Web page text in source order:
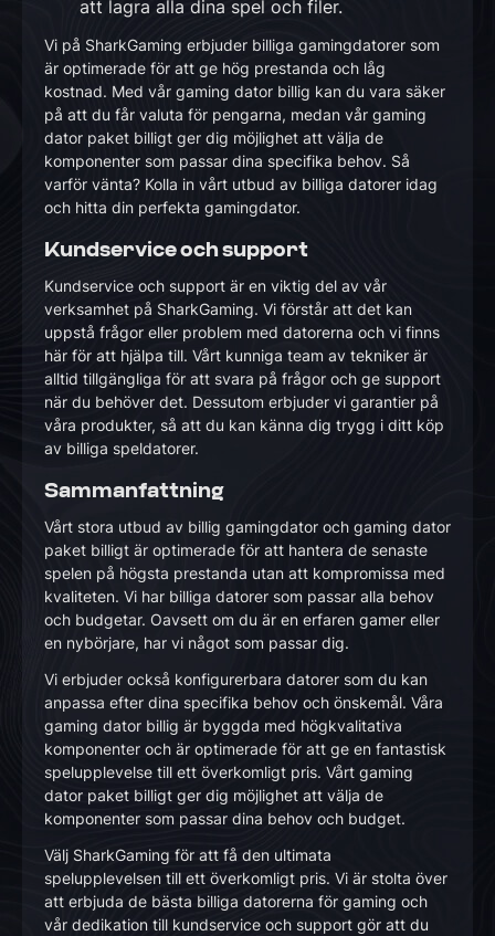
att lagra alla dina spel och filer.
Vi på SharkGaming erbjuder billiga gamingdatorer som
är optimerade för att ge hög prestanda och låg
kostnad. Med vår gaming dator billig kan du vara säker
på att du får valuta för pengarna, medan vår gaming
dator paket billigt ger dig möjlighet att välja de
komponenter som passar dina specifika behov. Så
varför vänta? Kolla in vårt utbud av billiga datorer idag
och hitta din perfekta gamingdator.
Kundservice och support
Kundservice och support är en viktig del av vår
verksamhet på SharkGaming. Vi förstår att det kan
uppstå frågor eller problem med datorerna och vi finns
här för att hjälpa till. Vårt kunniga team av tekniker är
alltid tillgängliga för att svara på frågor och ge support
när du behöver det. Dessutom erbjuder vi garantier på
våra produkter, så att du kan känna dig trygg i ditt köp
av billiga speldatorer.
Sammanfattning
Vårt stora utbud av billig gamingdator och gaming dator
paket billigt är optimerade för att hantera de senaste
spelen på högsta prestanda utan att kompromissa med
kvaliteten. Vi har billiga datorer som passar alla behov
och budgetar. Oavsett om du är en erfaren gamer eller
en nybörjare, har vi något som passar dig.
Vi erbjuder också konfigurerbara datorer som du kan
anpassa efter dina specifika behov och önskemål. Våra
gaming dator billig är byggda med högkvalitativa
komponenter och är optimerade för att ge en fantastisk
spelupplevelse till ett överkomligt pris. Vårt gaming
dator paket billigt ger dig möjlighet att välja de
komponenter som passar dina behov och budget.
Välj SharkGaming för att få den ultimata
spelupplevelsen till ett överkomligt pris. Vi är stolta över
att erbjuda de bästa billiga datorerna för gaming och
vår dedikation till kundservice och support gör att du